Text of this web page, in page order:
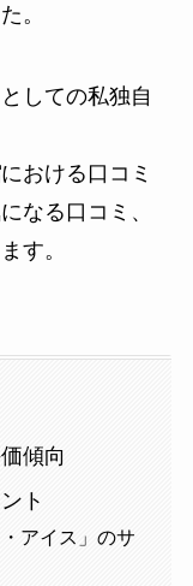
。
しての私独自
における口コミ
なる口コミ、
す。
傾向
ト
アイス」のサ